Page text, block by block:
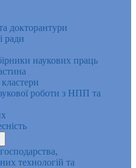
докторантури
ради
наукових праць
кластери
роботи з НПП та
технологій та